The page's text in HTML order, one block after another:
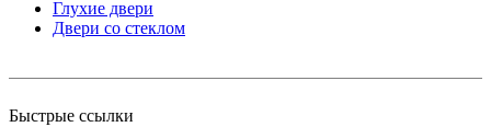
Глухие двери
Двери со стеклом
Быстрые ссылки